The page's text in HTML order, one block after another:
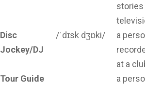
stories
Disc
Jockey/DJ
/ˈdɪsk dʒɒki/
a
at a
Tour Guide
a